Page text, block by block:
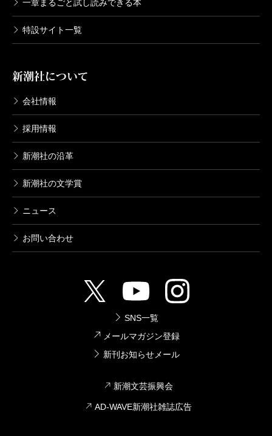
一章まるごと試し読みできる本
特設サイト一覧
新潮社について
会社情報
採用情報
新潮社の沿革
新潮社の文学賞
ニュース
お問い合わせ
SNS一覧
メールマガジン登録
新刊お知らせメール
新潮文芸振興会
AD-WAVE新潮社雑誌広告